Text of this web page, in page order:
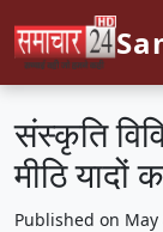
संस्कृति
मीठि यादों
Published on